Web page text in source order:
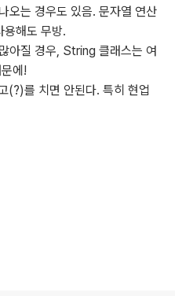
오는 경우도 있음. 문자열 연산
용해도 무방.
아질 경우, String 클래스는 여
에!
를 치면 안된다. 특히 현업